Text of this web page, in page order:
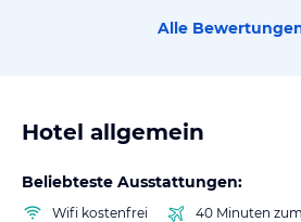
Alle
Hotel allgemein
Beliebteste Ausstattungen:
Wifi kostenfrei 40 Minuten